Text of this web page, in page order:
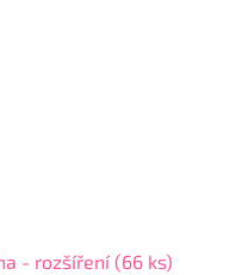
- rozšíření (66 ks)